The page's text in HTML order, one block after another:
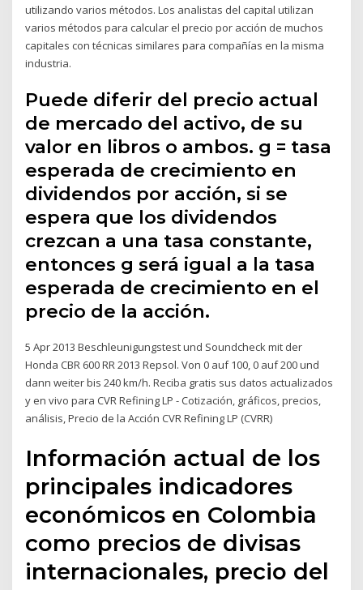
utilizando varios métodos. Los analistas del capital utilizan
varios métodos para calcular el precio por acción de muchos
capitales con técnicas similares para compañías en la misma
industria.
Puede diferir del precio actual
de mercado del activo, de su
valor en libros o ambos. g = tasa
esperada de crecimiento en
dividendos por acción, si se
espera que los dividendos
crezcan a una tasa constante,
entonces g será igual a la tasa
esperada de crecimiento en el
precio de la acción.
5 Apr 2013 Beschleunigungstest und Soundcheck mit der
Honda CBR 600 RR 2013 Repsol. Von 0 auf 100, 0 auf 200 und
dann weiter bis 240 km/h. Reciba gratis sus datos actualizados
y en vivo para CVR Refining LP - Cotización, gráficos, precios,
análisis, Precio de la Acción CVR Refining LP (CVRR)
Información actual de los
principales indicadores
económicos en Colombia
como precios de divisas
internacionales, precio del